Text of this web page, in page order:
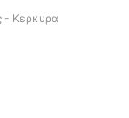
- Κερκυρα